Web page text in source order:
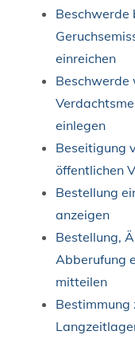
Beschwerde
einreichen
Beschwerde
einlegen
Beseitigung
öffentlichen
Bestellung
anzeigen
Bestellung,
Abberufung
mitteilen
Bestimmung